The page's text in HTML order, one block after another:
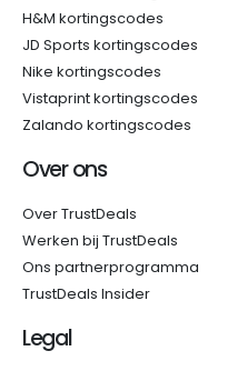
H&M kortingscodes
JD Sports kortingscodes
Nike kortingscodes
Vistaprint kortingscodes
Zalando kortingscodes
Over ons
Over TrustDeals
Werken bij TrustDeals
Ons partnerprogramma
TrustDeals Insider
Legal